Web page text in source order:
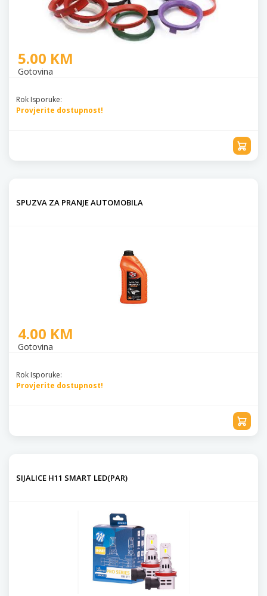
5.00 KM
Gotovina
Rok Isporuke:
Provjerite dostupnost!
SPUZVA ZA PRANJE AUTOMOBILA
4.00 KM
Gotovina
Rok Isporuke:
Provjerite dostupnost!
SIJALICE H11 SMART LED(PAR)